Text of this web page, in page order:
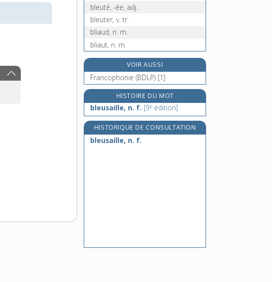
bleuté, -ée, adj.
bleuter, v. tr.
bliaud, n. m.
bliaut, n. m.
blindage, n. m.
blindé, -ée, adj.
blinder, v. tr.
blindes, n. f. pl.
blini, n. m.
VOIR AUSSI
Francophonie (BDLP) [1]
HISTOIRE DU MOT
bleusaille, n. f. [9e édition]
HISTORIQUE DE CONSULTATION
bleusaille, n. f.